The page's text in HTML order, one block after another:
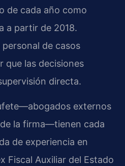
de cada año como
a partir de 2018.
de casos
que las decisiones
directa.
externos
la firma—tienen cada
de experiencia en
Fiscal Auxiliar del Estado